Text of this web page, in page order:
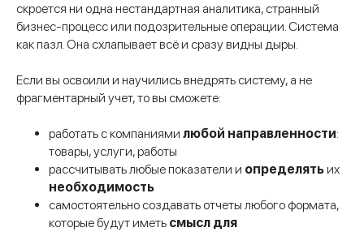
скроется ни одна нестандартная аналитика, странный
бизнес-процесс или подозрительные операции. Система
как пазл. Она схлапывает всё и сразу видны дыры.
Если вы освоили и научились внедрять систему, а не
фрагментарный учет, то вы сможете:
работать с компаниями любой направленности:
товары, услуги, работы
рассчитывать любые показатели и определятьих
необходимость
самостоятельно создавать отчеты любого формата,
которые будут иметь смысл для